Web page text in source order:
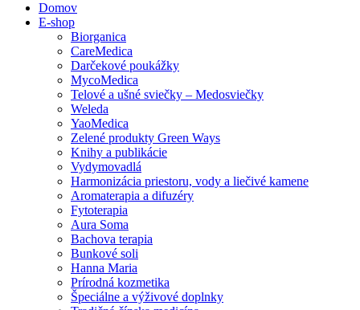
Domov
E-shop
Biorganica
CareMedica
Darčekové poukážky
MycoMedica
Telové a ušné sviečky – Medosviečky
Weleda
YaoMedica
Zelené produkty Green Ways
Knihy a publikácie
Vydymovadlá
Harmonizácia priestoru, vody a liečivé kamene
Aromaterapia a difuzéry
Fytoterapia
Aura Soma
Bachova terapia
Bunkové soli
Hanna Maria
Prírodná kozmetika
Špeciálne a výživové doplnky